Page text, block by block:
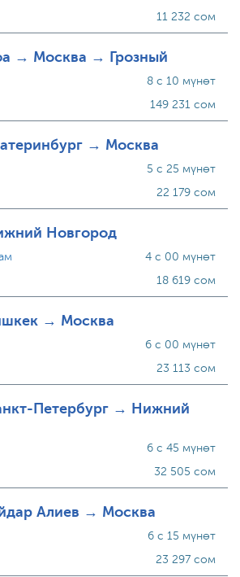
11 232 сом
→ Москва → Грозный
8 с 10 мүнөт
149 231 сом
→ Москва
5 с 25 мүнөт
22 179 сом
Новгород
4 с 00 мүнөт
18 619 сом
→ Москва
6 с 00 мүнөт
23 113 сом
Петербург → Нижний
6 с 45 мүнөт
32 505 сом
Алиев → Москва
6 с 15 мүнөт
23 297 сом